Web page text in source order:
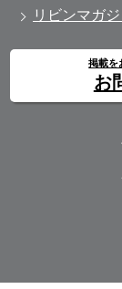
リビンマガ
掲載を
お